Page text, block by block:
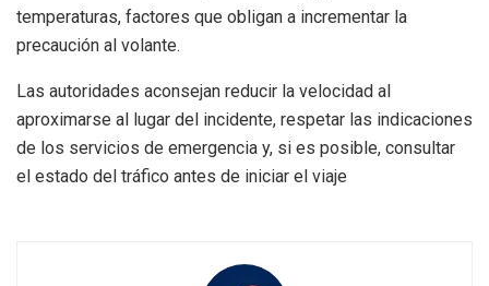
temperaturas, factores que obligan a incrementar la
precaución al volante.
Las autoridades aconsejan reducir la velocidad al
aproximarse al lugar del incidente, respetar las indicaciones
de los servicios de emergencia y, si es posible, consultar
el estado del tráfico antes de iniciar el viaje